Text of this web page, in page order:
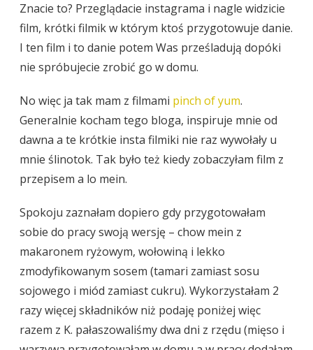
Znacie to? Przeglądacie instagrama i nagle widzicie
film, krótki filmik w którym ktoś przygotowuje danie.
I ten film i to danie potem Was prześladują dopóki
nie spróbujecie zrobić go w domu.
No więc ja tak mam z filmami pinch of yum.
Generalnie kocham tego bloga, inspiruje mnie od
dawna a te krótkie insta filmiki nie raz wywołały u
mnie ślinotok. Tak było też kiedy zobaczyłam film z
przepisem a lo mein.
Spokoju zaznałam dopiero gdy przygotowałam
sobie do pracy swoją wersję – chow mein z
makaronem ryżowym, wołowiną i lekko
zmodyfikowanym sosem (tamari zamiast sosu
sojowego i miód zamiast cukru). Wykorzystałam 2
razy więcej składników niż podaję poniżej więc
razem z K. pałaszowaliśmy dwa dni z rzędu (mięso i